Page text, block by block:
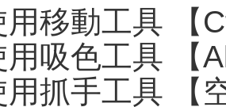
用移動工具 【
用吸色工具 【
用抓手工具 【